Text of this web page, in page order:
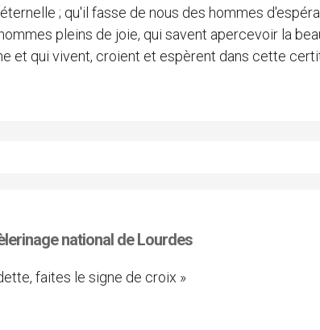
; qu'il fasse de nous des hommes
pleins de joie, qui savent apercevoir la
et qui vivent, croient et espèrent dans cette
national de Lourdes
faites le signe de croix »